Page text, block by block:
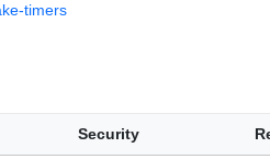
timers
Security